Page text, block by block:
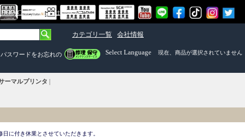
Mall）とは
カテゴリ一覧 会社情報
Select Language 現在、商品が選択されていません
パスワードをお忘れの
ーマルプリンタ
日に付き休業とさせていただきます。